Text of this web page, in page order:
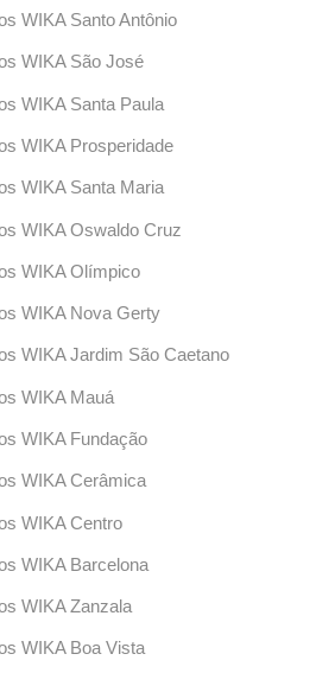
WIKA Santo Antônio
WIKA São José
WIKA Santa Paula
WIKA Prosperidade
WIKA Santa Maria
WIKA Oswaldo Cruz
WIKA Olímpico
WIKA Nova Gerty
WIKA Jardim São Caetano
WIKA Mauá
WIKA Fundação
WIKA Cerâmica
WIKA Centro
WIKA Barcelona
WIKA Zanzala
WIKA Boa Vista